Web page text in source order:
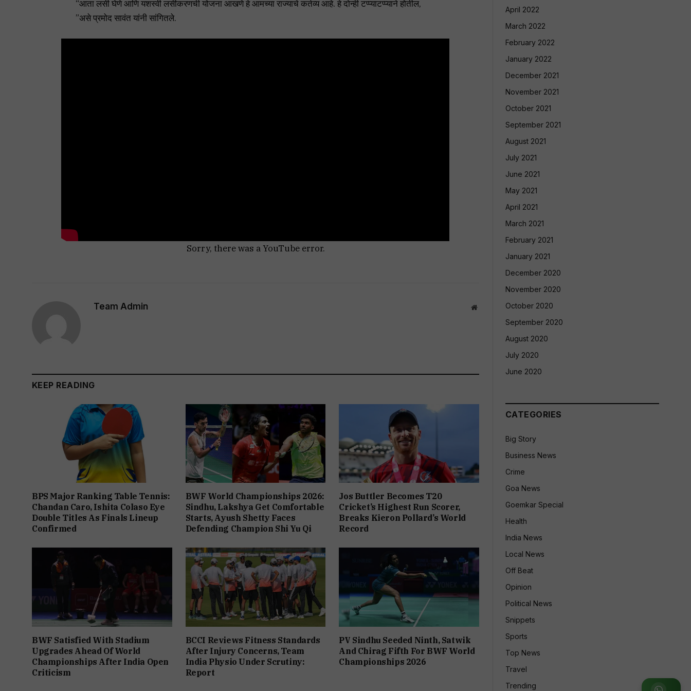
“आता लसी घेणे आणि यशस्वी लसीकरणची योजना आखणे हे आमच्या राज्याचे कर्तव्य आहे. हे दोन्ही टप्प्याटप्प्याने होतील,
”असे प्रमोद सावंत यांनी सांगितले.
Sorry, there was a YouTube error.
Team Admin Website
KEEP READING
BPS Major Ranking Table Tennis:
Chandan Caro, Ishita Colaso Eye
Double Titles As Finals Lineup
Confirmed
BWF World Championships 2026:
Sindhu, Lakshya Get Comfortable
Starts, Ayush Shetty Faces
Defending Champion Shi Yu Qi
Jos Buttler Becomes T20
Cricket’s Highest Run Scorer,
Breaks Kieron Pollard’s World
Record
BWF Satisfied With Stadium
Upgrades Ahead Of World
Championships After India Open
Criticism
BCCI Reviews Fitness Standards
After Injury Concerns, Team
India Physio Under Scrutiny:
Report
PV Sindhu Seeded Ninth, Satwik
And Chirag Fifth For BWF World
Championships 2026
April 2022
March 2022
February 2022
January 2022
December 2021
November 2021
October 2021
September 2021
August 2021
July 2021
June 2021
May 2021
April 2021
March 2021
February 2021
January 2021
December 2020
November 2020
October 2020
September 2020
August 2020
July 2020
June 2020
CATEGORIES
Big Story
Business News
Crime
Goa News
Goemkar Special
Health
India News
Local News
Off Beat
Opinion
Political News
Snippets
Sports
Top News
Travel
Trending